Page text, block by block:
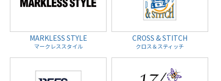
MARKLESS STYLE
マークレススタイル
CROSS & STITCH
クロス＆スティッチ